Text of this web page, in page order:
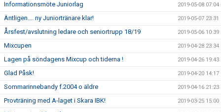
Informationsmöte Juniorlag 2019-05-08 07:04
Äntligen.... ny Juniortränare klar! 2019-05-07 23:31
Årsfest/avslutning ledare och seniortrupp 18/19 2019-05-06 10:39
Mixcupen 2019-04-28 23:34
Lagen på söndagens Mixcup och tiderna ! 2019-04-26 19:43
Glad Påsk! 2019-04-20 14:17
Sommarinnebandy f.2004 o äldre 2019-04-16 21:23
Provträning med A-laget i Skara IBK! 2019-03-25 15:00